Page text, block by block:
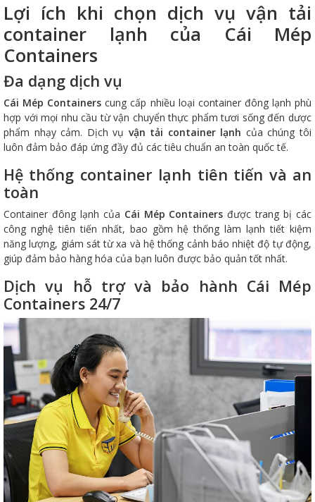
Lợi ích khi chọn dịch vụ vận tải
container lạnh của Cái Mép
Containers
Đa dạng dịch vụ
Cái Mép Containerscung cấp nhiều loại container đông lạnh phù
hợp với mọi nhu cầu từ vận chuyển thực phẩm tươi sống đến dược
phẩm nhạy cảm. Dịch vụ vận tải container lạnh của chúng tôi
luôn đảm bảo đáp ứng đầy đủ các tiêu chuẩn an toàn quốc tế.
Hệ thống container lạnh tiên tiến và an
toàn
Container đông lạnh của Cái Mép Containersđược trang bị các
công nghệ tiên tiến nhất, bao gồm hệ thống làm lạnh tiết kiệm
năng lượng, giám sát từ xa và hệ thống cảnh báo nhiệt độ tự động,
giúp đảm bảo hàng hóa của bạn luôn được bảo quản tốt nhất.
Dịch vụ hỗ trợ và bảo hành Cái Mép
Containers 24/7